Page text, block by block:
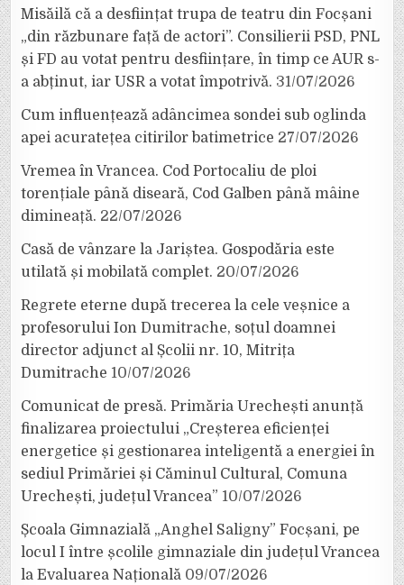
Misăilă că a desființat trupa de teatru din Focșani
„din răzbunare față de actori”. Consilierii PSD, PNL
și FD au votat pentru desființare, în timp ce AUR s-
a abținut, iar USR a votat împotrivă. 31/07/2026
Cum influențează adâncimea sondei sub oglinda
apei acuratețea citirilor batimetrice 27/07/2026
Vremea în Vrancea. Cod Portocaliu de ploi
torențiale până diseară, Cod Galben până mâine
dimineață. 22/07/2026
Casă de vânzare la Jariștea. Gospodăria este
utilată și mobilată complet. 20/07/2026
Regrete eterne după trecerea la cele veșnice a
profesorului Ion Dumitrache, soțul doamnei
director adjunct al Școlii nr. 10, Mitrița
Dumitrache 10/07/2026
Comunicat de presă. Primăria Urechești anunță
finalizarea proiectului „Creșterea eficienței
energetice și gestionarea inteligentă a energiei în
sediul Primăriei și Căminul Cultural, Comuna
Urechești, județul Vrancea” 10/07/2026
Școala Gimnazială „Anghel Saligny” Focșani, pe
locul I între școlile gimnaziale din județul Vrancea
la Evaluarea Națională 09/07/2026